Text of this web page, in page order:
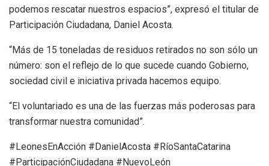
podemos rescatar nuestros espacios”, expresó el titular de
Participación Ciudadana, Daniel Acosta.
“Más de 15 toneladas de residuos retirados no son sólo un
número: son el reflejo de lo que sucede cuando Gobierno,
sociedad civil e iniciativa privada hacemos equipo.
“El voluntariado es una de las fuerzas más poderosas para
transformar nuestra comunidad”.
#LeonesEnAcción #DanielAcosta #RíoSantaCatarina
#ParticipaciónCiudadana #NuevoLeón